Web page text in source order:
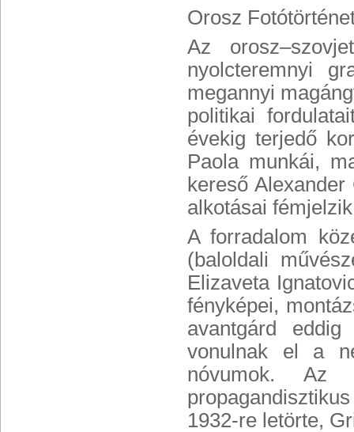
Orosz
Az
nyolcteremnyi
megannyi
politikai
évekig terjedő
Paola munkái,
kereső
alkotásai
A forradalom
(baloldali
Elizaveta
fényképei,
avantgárd
vonulnak el a
nóvumok. Az
1932-re letörte,